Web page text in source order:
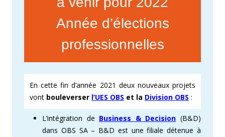
Année d’élections
professionnelles
En cette fin d’année 2021 deux nouveaux projets
vont bouleverser l’UES OBS et la Division OBS :
L’intégration de Business & Decision (B&D)
dans OBS SA – B&D est une filiale détenue à